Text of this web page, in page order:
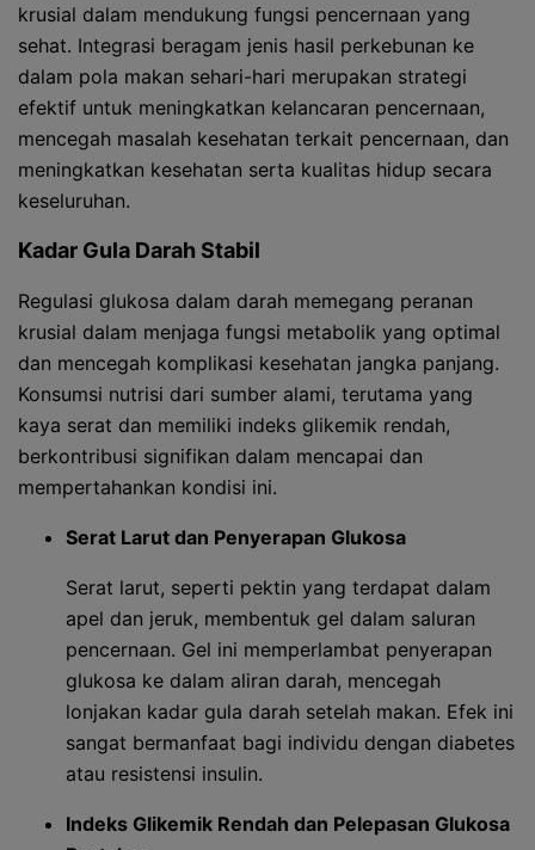
krusial dalam mendukung fungsi pencernaan yang
sehat. Integrasi beragam jenis hasil perkebunan ke
dalam pola makan sehari-hari merupakan strategi
efektif untuk meningkatkan kelancaran pencernaan,
mencegah masalah kesehatan terkait pencernaan, dan
meningkatkan kesehatan serta kualitas hidup secara
keseluruhan.
Kadar Gula Darah Stabil
Regulasi glukosa dalam darah memegang peranan
krusial dalam menjaga fungsi metabolik yang optimal
dan mencegah komplikasi kesehatan jangka panjang.
Konsumsi nutrisi dari sumber alami, terutama yang
kaya serat dan memiliki indeks glikemik rendah,
berkontribusi signifikan dalam mencapai dan
mempertahankan kondisi ini.
Serat Larut dan Penyerapan Glukosa
Serat larut, seperti pektin yang terdapat dalam
apel dan jeruk, membentuk gel dalam saluran
pencernaan. Gel ini memperlambat penyerapan
glukosa ke dalam aliran darah, mencegah
lonjakan kadar gula darah setelah makan. Efek ini
sangat bermanfaat bagi individu dengan diabetes
atau resistensi insulin.
Indeks Glikemik Rendah dan Pelepasan Glukosa